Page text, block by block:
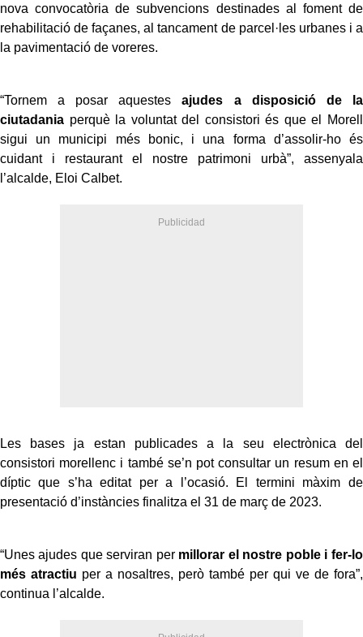
nova convocatòria de subvencions destinades al foment de
rehabilitació de façanes, al tancament de parcel·les urbanes i a
la pavimentació de voreres.
“Tornem a posar aquestesajudes a disposició de la
ciutadania perquè la voluntat del consistori és que el Morell
sigui un municipi més bonic, i una forma d’assolir-ho és
cuidant i restaurant el nostre patrimoni urbà”, assenyala
l’alcalde, Eloi Calbet.
Les bases ja estan publicades a la seu electrònica del
consistori morellenc i també se’n pot consultar un resum en el
díptic que s’ha editat per a l’ocasió. El termini màxim de
presentació d’instàncies finalitza el 31 de març de 2023.
“Unes ajudes que serviran per millorar el nostre poble i fer-lo
més atractiu per a nosaltres, però també per qui ve de fora”,
continua l’alcalde.